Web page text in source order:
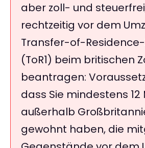
aber zoll- und
rechtzeitig vor dem
Transfer-of-
(ToR1) beim britischen
beantragen:
dass Sie mindestens
außerhalb
gewohnt haben, die